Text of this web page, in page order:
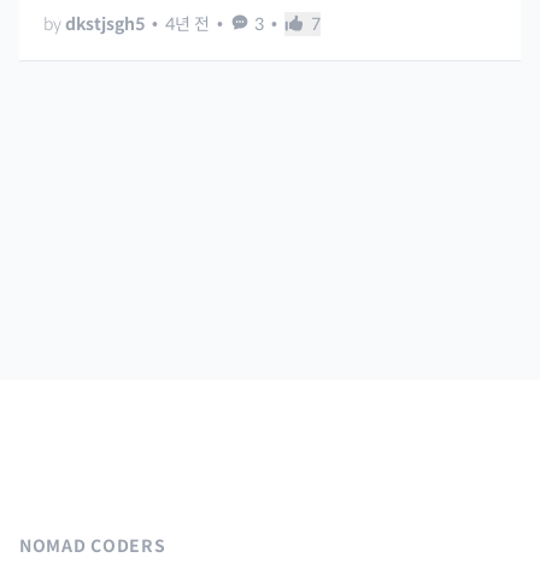
bydkstjsgh5 • 4년 전 • 3 • 7
NOMAD CODERS